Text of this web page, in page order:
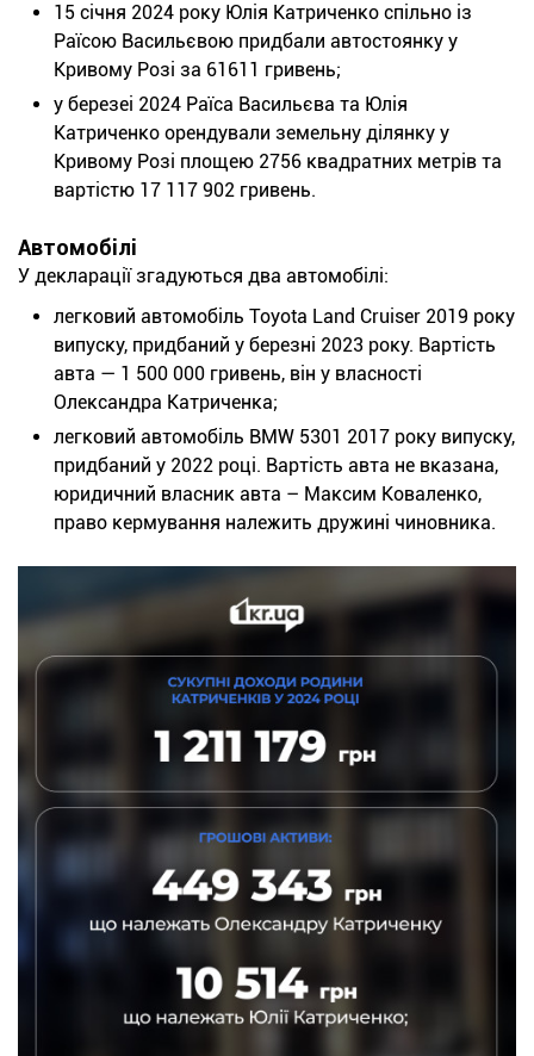
15 січня 2024 року Юлія Катриченко спільно із
Раїсою Васильєвою придбали автостоянку у
Кривому Розі за 61611 гривень;
у березеі 2024 Раїса Васильєва та Юлія
Катриченко орендували земельну ділянку у
Кривому Розі площею 2756 квадратних метрів та
вартістю 17 117 902 гривень.
Автомобілі
У декларації згадуються два автомобілі:
легковий автомобіль Toyota Land Cruiser 2019 року
випуску, придбаний у березні 2023 року. Вартість
авта — 1 500 000 гривень, він у власності
Олександра Катриченка;
легковий автомобіль BMW 5301 2017 року випуску,
придбаний у 2022 році. Вартість авта не вказана,
юридичний власник авта – Максим Коваленко,
право кермування належить дружині чиновника.